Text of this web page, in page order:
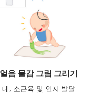
얼음 물감 그림 그리기
대, 소근육 및 인지 발달